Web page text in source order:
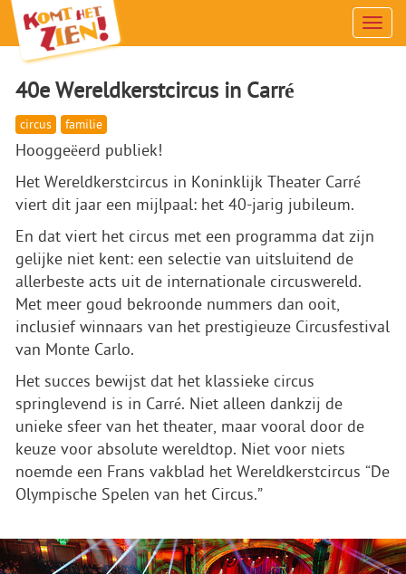
Menu
40e Wereldkerstcircus in Carré
circus familie
Hooggeëerd publiek!
Het Wereldkerstcircus in Koninklijk Theater Carré
viert dit jaar een mijlpaal: het 40-jarig jubileum.
En dat viert het circus met een programma dat zijn
gelijke niet kent: een selectie van uitsluitend de
allerbeste acts uit de internationale circuswereld.
Met meer goud bekroonde nummers dan ooit,
inclusief winnaars van het prestigieuze Circusfestival
van Monte Carlo.
Het succes bewijst dat het klassieke circus
springlevend is in Carré. Niet alleen dankzij de
unieke sfeer van het theater, maar vooral door de
keuze voor absolute wereldtop. Niet voor niets
noemde een Frans vakblad het Wereldkerstcircus “De
Olympische Spelen van het Circus.”